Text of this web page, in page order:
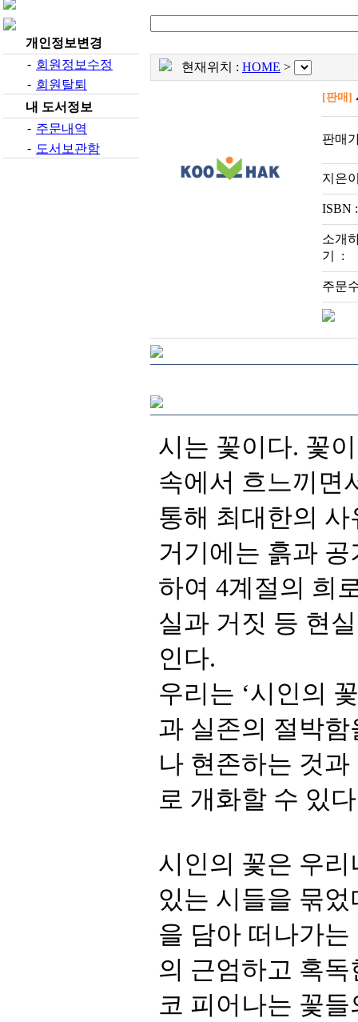
개인정보변경
- 회원정보수정
- 회원탈퇴
내 도서정보
- 주문내역
- 도서보관함
현재위치 : HOME >
[판매]
판매
지은
ISBN
기 :
주문
통해 최대한의
인다.
로 개화할 수 있